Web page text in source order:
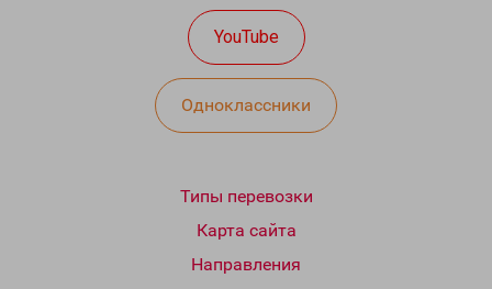
YouTube
Одноклассники
Типы перевозки
Карта сайта
Направления